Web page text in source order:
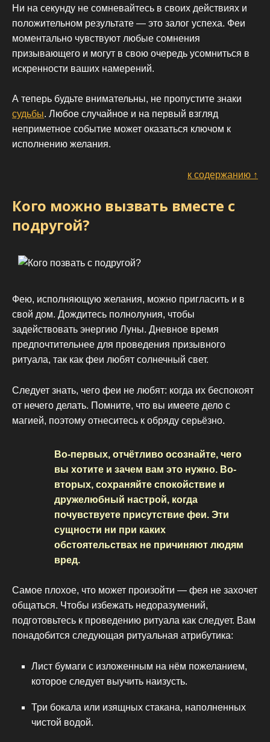
Ни на секунду не сомневайтесь в своих действиях и
положительном результате — это залог успеха. Феи
моментально чувствуют любые сомнения
призывающего и могут в свою очередь усомниться в
искренности ваших намерений.
А теперь будьте внимательны, не пропустите знаки
судьбы. Любое случайное и на первый взгляд
неприметное событие может оказаться ключом к
исполнению желания.
к содержанию ↑
Кого можно вызвать вместе с
подругой?
Фею, исполняющую желания, можно пригласить и в
свой дом. Дождитесь полнолуния, чтобы
задействовать энергию Луны. Дневное время
предпочтительнее для проведения призывного
ритуала, так как феи любят солнечный свет.
Следует знать, чего феи не любят: когда их беспокоят
от нечего делать. Помните, что вы имеете дело с
магией, поэтому отнеситесь к обряду серьёзно.
Во-первых, отчётливо осознайте, чего
вы хотите и зачем вам это нужно. Во-
вторых, сохраняйте спокойствие и
дружелюбный настрой, когда
почувствуете присутствие феи. Эти
сущности ни при каких
обстоятельствах не причиняют людям
вред.
Самое плохое, что может произойти — фея не захочет
общаться. Чтобы избежать недоразумений,
подготовьтесь к проведению ритуала как следует. Вам
понадобится следующая ритуальная атрибутика:
Лист бумаги с изложенным на нём пожеланием,
которое следует выучить наизусть.
Три бокала или изящных стакана, наполненных
чистой водой.